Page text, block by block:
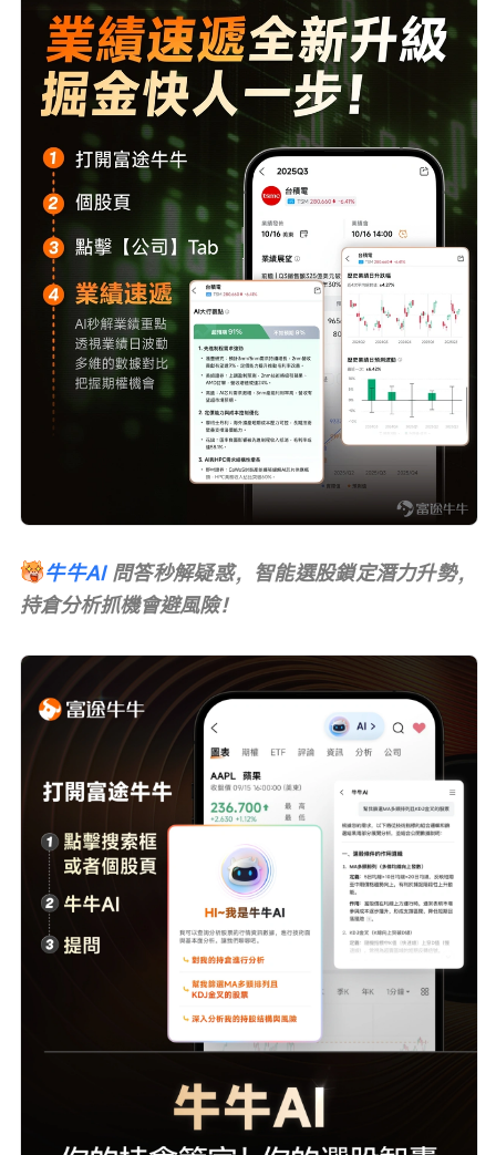
牛牛AI 問答秒解疑惑，智能選股鎖定潛力升勢，
持倉分析抓機會避風險！